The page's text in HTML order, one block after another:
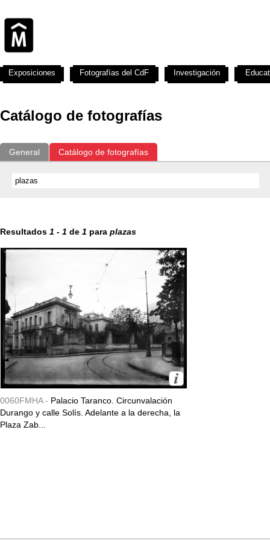
Catálogo de fotografías
General Catálogo de fotografías
Resultados 1 - 1 de 1 para plazas
0060FMHA - Palacio Taranco. Circunvalación
Durango y calle Solís. Adelante a la derecha, la
Plaza Zab...
Exposiciones Fotografías del CdF Investigación